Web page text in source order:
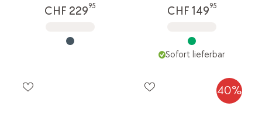
CHF 22995 CHF 14995
Sofort lieferbar
40%